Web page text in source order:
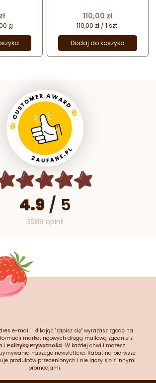
g
Cena
110,00 zł
110,00 zł / 1 szt.
Dodaj do koszyka
4.9 / 5
3988 opinii
e-mail i klikając "zapisz się" wyrażasz zgodę na
marketingowych drogą mailową zgodnie z
i Polityką Prywatności. W każdej chwili możesz
naszego newslettera. Rabat na pierwsze
produktów przecenionych i nie łączy się z innymi
promocjami.